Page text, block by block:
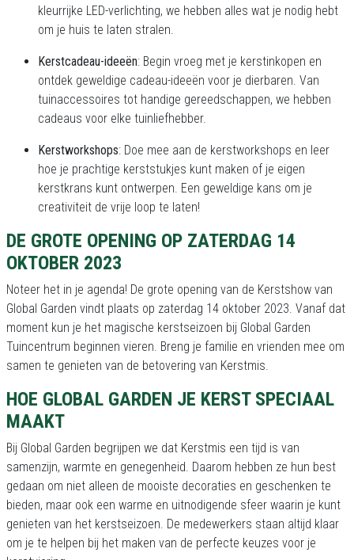
kleurrijke LED-verlichting, we hebben alles wat je nodig hebt
om je huis te laten stralen.
Kerstcadeau-ideeën: Begin vroeg met je kerstinkopen en
ontdek geweldige cadeau-ideeën voor je dierbaren. Van
tuinaccessoires tot handige gereedschappen, we hebben
cadeaus voor elke tuinliefhebber.
Kerstworkshops: Doe mee aan de kerstworkshops en leer
hoe je prachtige kerststukjes kunt maken of je eigen
kerstkrans kunt ontwerpen. Een geweldige kans om je
creativiteit de vrije loop te laten!
DE GROTE OPENING OP ZATERDAG 14
OKTOBER 2023
Noteer het in je agenda! De grote opening van de Kerstshow van
Global Garden vindt plaats op zaterdag 14 oktober 2023. Vanaf dat
moment kun je het magische kerstseizoen bij Global Garden
Tuincentrum beginnen vieren. Breng je familie en vrienden mee om
samen te genieten van de betovering van Kerstmis.
HOE GLOBAL GARDEN JE KERST SPECIAAL
MAAKT
Bij Global Garden begrijpen we dat Kerstmis een tijd is van
samenzijn, warmte en genegenheid. Daarom hebben ze hun best
gedaan om niet alleen de mooiste decoraties en geschenken te
bieden, maar ook een warme en uitnodigende sfeer waarin je kunt
genieten van het kerstseizoen. De medewerkers staan altijd klaar
om je te helpen bij het maken van de perfecte keuzes voor je